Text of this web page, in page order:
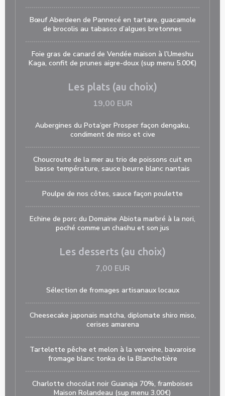
Bœuf Aberdeen de Pannecé en tartare, guacamole
de brocolis au tabasco d’algues bretonnes
Foie gras de canard de Vendée maison à l’Umeshu
Kaga, confit de prunes aigre-doux (sup menu 5.00€)
Les plats (au choix)
19,00 EUR
Aubergines du Pota’ger Prosper façon dengaku,
condiment de miso et cive
Choucroute de la mer au trio de poissons cuit en
basse température, sauce beurre blanc nantais
Poulpe de nos côtes, sauce façon poulette
Echine de porc du Domaine Abiota marbré à la nori,
poché comme un chashu et son jus
Les desserts (au choix)
7,00 EUR
Sélection de fromages artisanaux locaux
Cheesecake japonais matcha, diplomate shiro miso,
cerises amarena
Tartelette pêche et melon à la verveine, bavaroise
fromage blanc tonka de la Blanchetière
Charlotte chocolat noir Guanaja 70%, framboises
Maison Rolandeau (sup menu 3.00€)